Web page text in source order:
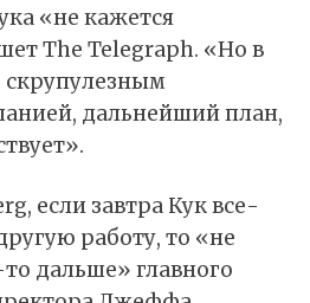
«не кажется
The Telegraph. «Но в
скрупулезным
дальнейший план,
если завтра Кук все-
работу, то «не
дальше» главного